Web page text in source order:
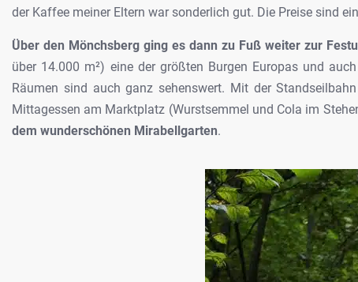
der Kaffee meiner Eltern war sonderlich gut. Die Preise sind
Über den Mönchsberg ging es dann zu Fuß weiter zur
über 14.000 m²) eine der größten Burgen Europas und
Räumen sind auch ganz sehenswert. Mit der
Mittagessen am Marktplatz (Wurstsemmel und Cola im
dem wunderschönen Mirabellgarten.